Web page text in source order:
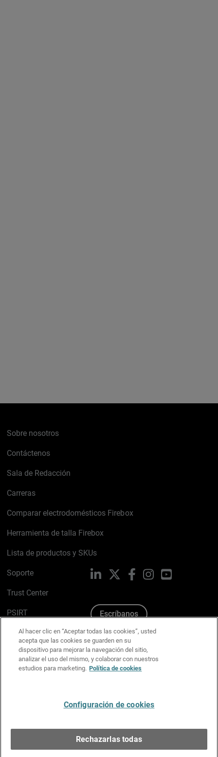
Sobre nosotros
Contáctenos
Sala de Redacción
Carreras
Comparar electrodomésticos Firebox
Herramienta de talla Firebox
Lista de productos y SKUs
Soporte
Trust Center
PSIRT
Política de cookies
Política de privacidad
Kit de medios y marca
LinkedIn FacebookInstagramYouTube
Escríbanos
Al hacer clic en “Aceptar todas las cookies”, usted
acepta que las cookies se guarden en su
dispositivo para mejorar la navegación del sitio,
analizar el uso del mismo, y colaborar con nuestros
estudios para marketing. Política de cookies
Configuración de cookies
Rechazarlas todas